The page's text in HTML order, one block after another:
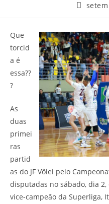
Que
torcid
a é
essa??
?
As
duas
primei
ras
partid
as do JF Vôlei pelo
disputadas no sábado, dia
vice-campeão da Superliga,